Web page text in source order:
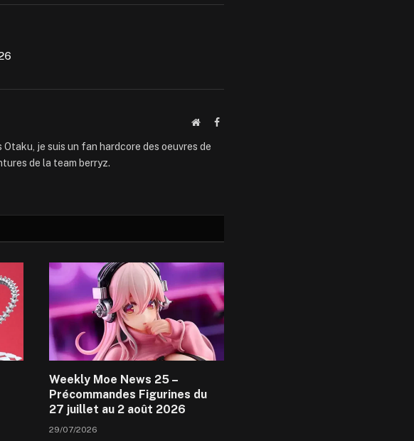
WebsiteFacebook
je suis un fan hardcore des oeuvres de
de la team berryz.
Weekly Moe News 25 –
Précommandes Figurines du
27 juillet au 2 août 2026
29/07/2026